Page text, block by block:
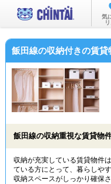
気
飯田線の収納付きの賃貸
飯田線の収納重視な賃貸物
収納が充実している賃貸物件
ている方にとって、暮らしや
収納スペースがしっかり確保